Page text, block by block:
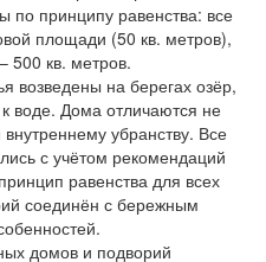
принципу равенства: все
площади (50 кв. метров),
500 кв. метров.
возведены на берегах озёр,
воде. Дома отличаются не
убранству. Все
с учётом рекомендаций
равенства для всех
соединён с бережным
домов и подворий